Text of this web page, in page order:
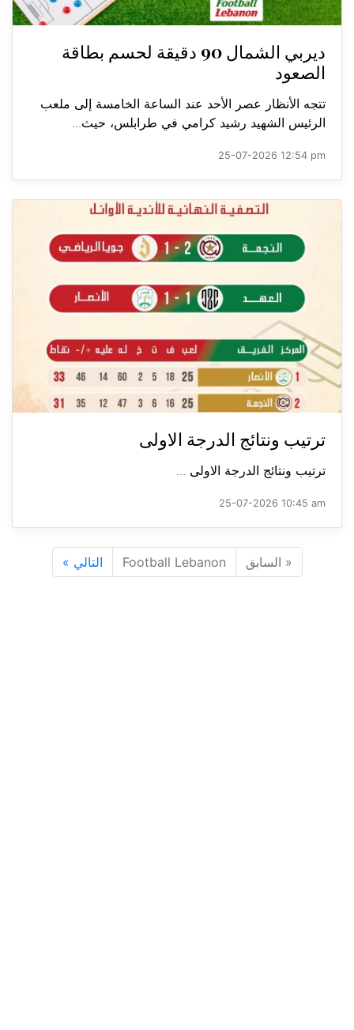
ديربي الشمال 90 دقيقة لحسم بطاقة
الصعود
تتجه الأنظار عصر الأحد عند الساعة الخامسة إلى ملعب
الرئيس الشهيد رشيد كرامي في طرابلس، حيث...
25-07-2026 12:54 pm
ترتيب ونتائج الدرجة الاولى
ترتيب ونتائج الدرجة الاولى ...
25-07-2026 10:45 am
« السابق Football Lebanon التالي »